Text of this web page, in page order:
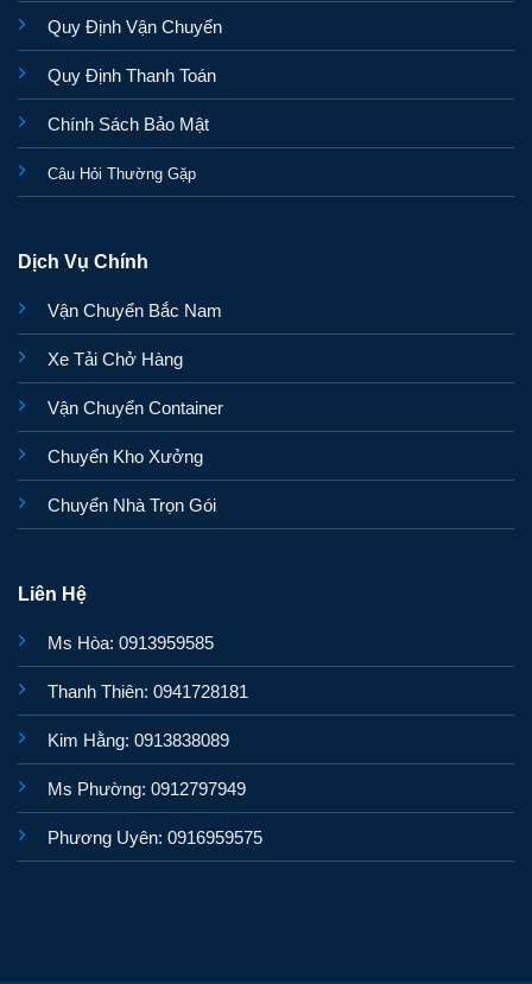
Quy Định Vận Chuyển
Quy Định Thanh Toán
Chính Sách Bảo Mật
Câu Hỏi Thường Gặp
Dịch Vụ Chính
Vận Chuyển Bắc Nam
Xe Tải Chở Hàng
Vận Chuyển Container
Chuyển Kho Xưởng
Chuyển Nhà Trọn Gói
Liên Hệ
Ms Hòa: 0913959585
Thanh Thiên: 0941728181
Kim Hằng: 0913838089
Ms Phường: 0912797949
Phương Uyên: 0916959575